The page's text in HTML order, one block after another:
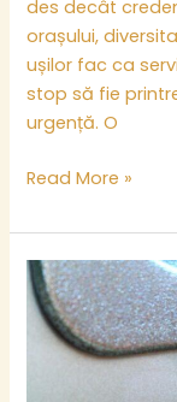
des decât
orașului,
ușilor fac ca
stop să fie
urgență. O
Read More »
Deblocări
auto
profesionale